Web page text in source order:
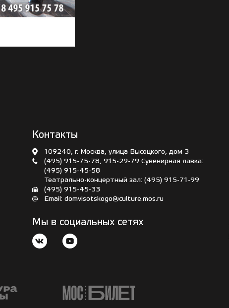
Контакты
109240, г. Москва, улица Высоцкого, дом 3
(495) 915-75-78, 915-29-79 Сувенирная лавка:
(495) 915-45-58
Театрально-концертный зал: (495) 915-71-99
(495) 915-45-33
Email: domvisotskogo@culture.mos.ru
Мы в социальных сетях